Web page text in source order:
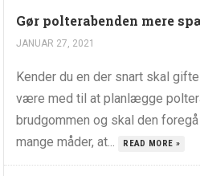
Gør polterabenden mere
JANUAR 27, 2021
Kender du en der snart skal
være med til at planlægge
brudgommen og skal den
mange måder, at...
READ MORE »